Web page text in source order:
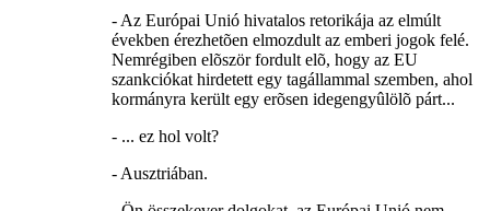
- Az Európai Unió hivatalos retorikája az elmúlt
években érezhetõen elmozdult az emberi jogok felé.
Nemrégiben elõször fordult elõ, hogy az EU
szankciókat hirdetett egy tagállammal szemben, ahol
kormányra került egy erõsen idegengyûlölõ párt...
- ... ez hol volt?
- Ausztriában.